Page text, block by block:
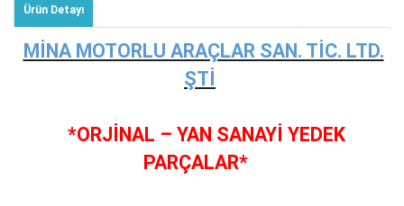
Ürün Detayı
MİNA MOTORLU ARAÇLAR SAN. TİC. LTD.
ŞTİ
*ORJİNAL – YAN SANAYİ YEDEK
PARÇALAR*